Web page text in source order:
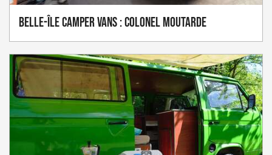
Belle-Île Camper Vans : Colonel Moutarde